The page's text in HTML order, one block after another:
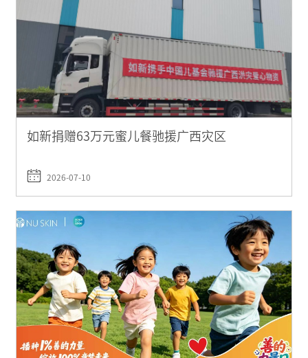
如新捐赠63万元蜜儿餐驰援广西灾区
2026-07-10